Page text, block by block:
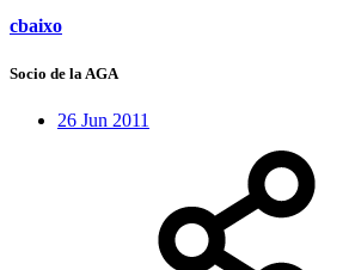
cbaixo
Socio de la AGA
26 Jun 2011